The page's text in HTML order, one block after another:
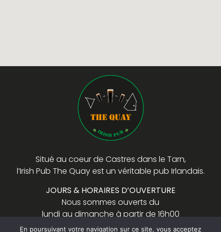
Situé au coeur de Castres dans le Tarn,
l’Irish Pub The Quay est un véritable pub Irlandais.
JOURS & HORAIRES D’OUVERTURE
Nous sommes ouverts du
lundi au dimanche à partir de 16h00
En poursuivant votre navigation sur ce site, vous acceptez